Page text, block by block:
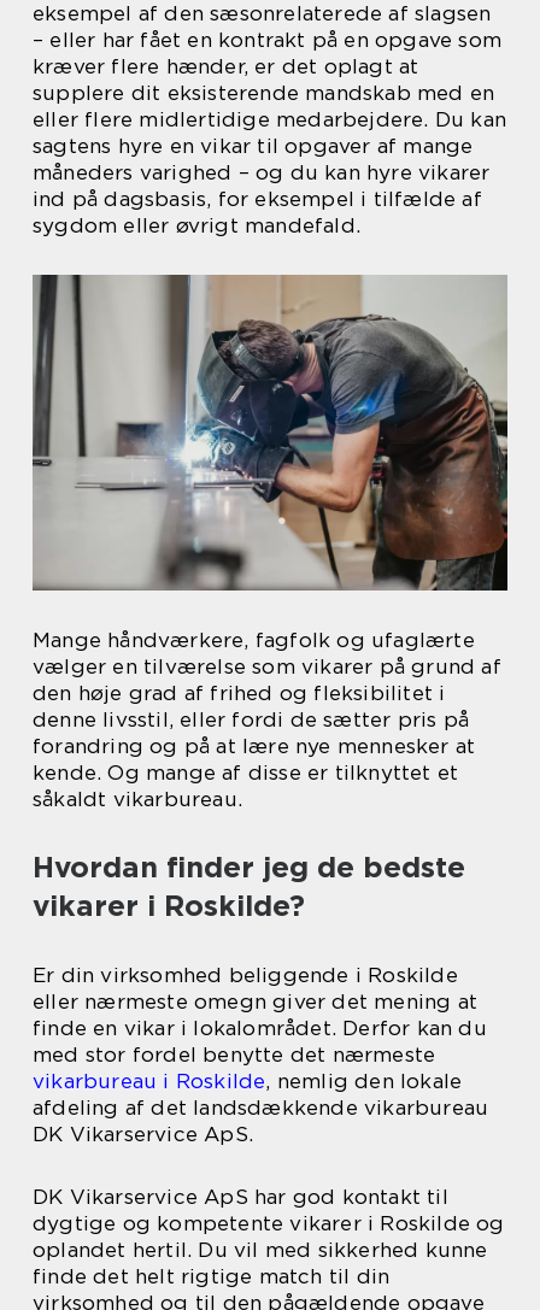
eksempel af den sæsonrelaterede af slagsen
– eller har fået en kontrakt på en opgave som
kræver flere hænder, er det oplagt at
supplere dit eksisterende mandskab med en
eller flere midlertidige medarbejdere. Du kan
sagtens hyre en vikar til opgaver af mange
måneders varighed – og du kan hyre vikarer
ind på dagsbasis, for eksempel i tilfælde af
sygdom eller øvrigt mandefald.
Mange håndværkere, fagfolk og ufaglærte
vælger en tilværelse som vikarer på grund af
den høje grad af frihed og fleksibilitet i
denne livsstil, eller fordi de sætter pris på
forandring og på at lære nye mennesker at
kende. Og mange af disse er tilknyttet et
såkaldt vikarbureau.
Hvordan finder jeg de bedste
vikarer i Roskilde?
Er din virksomhed beliggende i Roskilde
eller nærmeste omegn giver det mening at
finde en vikar i lokalområdet. Derfor kan du
med stor fordel benytte det nærmeste
vikarbureau i Roskilde, nemlig den lokale
afdeling af det landsdækkende vikarbureau
DK Vikarservice ApS.
DK Vikarservice ApS har god kontakt til
dygtige og kompetente vikarer i Roskilde og
oplandet hertil. Du vil med sikkerhed kunne
finde det helt rigtige match til din
virksomhed og til den pågældende opgave